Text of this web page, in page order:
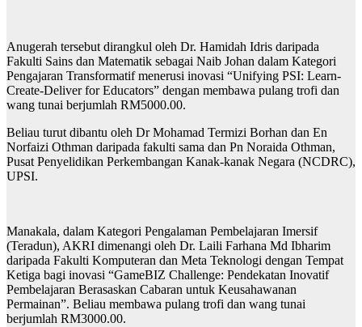
Anugerah tersebut dirangkul oleh Dr. Hamidah Idris daripada
Fakulti Sains dan Matematik sebagai Naib Johan dalam Kategori
Pengajaran Transformatif menerusi inovasi “Unifying PSI: Learn-
Create-Deliver for Educators” dengan membawa pulang trofi dan
wang tunai berjumlah RM5000.00.
Beliau turut dibantu oleh Dr Mohamad Termizi Borhan dan En
Norfaizi Othman daripada fakulti sama dan Pn Noraida Othman,
Pusat Penyelidikan Perkembangan Kanak-kanak Negara (NCDRC),
UPSI.
Manakala, dalam Kategori Pengalaman Pembelajaran Imersif
(Teradun), AKRI dimenangi oleh Dr. Laili Farhana Md Ibharim
daripada Fakulti Komputeran dan Meta Teknologi dengan Tempat
Ketiga bagi inovasi “GameBIZ Challenge: Pendekatan Inovatif
Pembelajaran Berasaskan Cabaran untuk Keusahawanan
Permainan”. Beliau membawa pulang trofi dan wang tunai
berjumlah RM3000.00.